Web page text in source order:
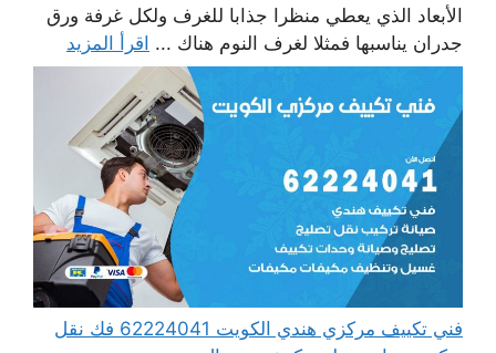
الأبعاد الذي يعطي منظرا جذابا للغرف ولكل غرفة ورق
جدران يناسبها فمثلا لغرف النوم هناك ... اقرأ المزيد
فني تكييف مركزي هندي الكويت 62224041 فك نقل